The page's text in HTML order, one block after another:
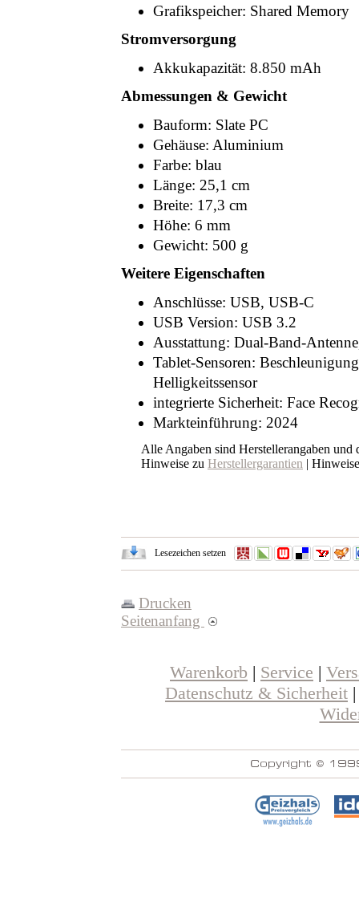
Grafikspeicher: Shared Memory
Stromversorgung
Akkukapazität: 8.850 mAh
Abmessungen & Gewicht
Bauform: Slate PC
Gehäuse: Aluminium
Farbe: blau
Länge: 25,1 cm
Breite: 17,3 cm
Höhe: 6 mm
Gewicht: 500 g
Weitere Eigenschaften
Anschlüsse: USB, USB-C
USB Version: USB 3.2
Ausstattung: Dual-Band-
Tablet-Sensoren:
Helligkeitssensor
integrierte Sicherheit: Face
Markteinführung: 2024
Alle Angaben sind Herstellerangaben und
Hinweise zu Herstellergarantien |
Lesezeichen setzen
Drucken
Seitenanfang
Warenkorb | Service |
Datenschutz & Sicherheit